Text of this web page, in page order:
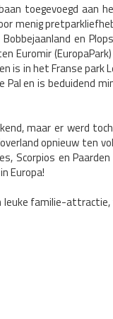
toegevoegd aan
menig
en
Euromir
is in het Franse park
en is beduidend
maar er werd
opnieuw ten
Scorpios en
Europa!
familie-